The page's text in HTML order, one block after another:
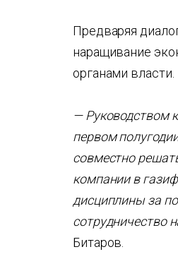
Предваряя
наращивание
органами власти.
— Руководством
первом
совместно
компании в
дисциплины за
сотрудничество
Битаров.